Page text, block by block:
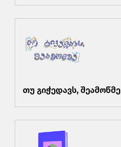
თუ გიჭედავს, შეამოწმე